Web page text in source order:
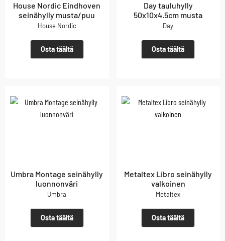
House Nordic Eindhoven
seinähylly musta/puu
House Nordic
Osta täältä
Day tauluhylly
50x10x4.5cm musta
Day
Osta täältä
Umbra Montage seinähylly
luonnonväri
Umbra
Osta täältä
Metaltex Libro seinähylly
valkoinen
Metaltex
Osta täältä